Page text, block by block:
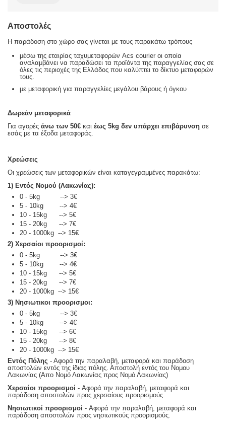
Αποστολές
Η παράδοση στο χώρο σας γίνεται με τους παρακάτω τρόπους
μέσω της εταιρίας ταχυμεταφορών Acs courier οι οποία
αναλαμβάνει να παραδώσει τα προϊόντα της παραγγελίας σας σε
όλες τις περιοχές της Ελλάδος που καλύπτει το δίκτυο μεταφορών
τους.
με μεταφορική για παραγγελίες μεγάλου βάρους ή όγκου
Δωρεάν μεταφορικά
Για αγορέςάνω των 50€ καιέως 5kg δεν υπάρχει επιβάρυνση σε
εσάς με τα έξοδα μεταφοράς.
Χρεώσεις
Οι χρεώσεις των μεταφορικών είναι καταγεγραμμένες παρακάτω:
1) Εντός Νομού (Λακωνίας):
0 - 5kg --> 3€
5 - 10kg --> 4€
10 - 15kg --> 5€
15 - 20kg --> 7€
20 - 1000kg --> 15€
2) Χερσαίοι προορισμοί:
0 - 5kg --> 3€
5 - 10kg --> 4€
10 - 15kg --> 5€
15 - 20kg --> 7€
20 - 1000kg --> 15€
3) Νησιωτικοι προορισμοι:
0 - 5kg --> 3€
5 - 10kg --> 4€
10 - 15kg --> 6€
15 - 20kg --> 8€
20 - 1000kg --> 15€
Εντός Πόλης - Αφορά την παραλαβή, μεταφορά και παράδοση
αποστολών εντός της ίδιας πόλης. Αποστολή εντός του Νομου
Λακωνίας (Απο Νομό Λακωνίας προς Νομό Λακωνίας)
Χερσαίοι προορισμοί - Αφορά την παραλαβή, μεταφορά και
παράδοση αποστολών προς χερσαίους προορισμούς.
Νησιωτικοί προορισμοί - Αφορά την παραλαβή, μεταφορά και
παράδοση αποστολών προς νησιωτικούς προορισμούς.